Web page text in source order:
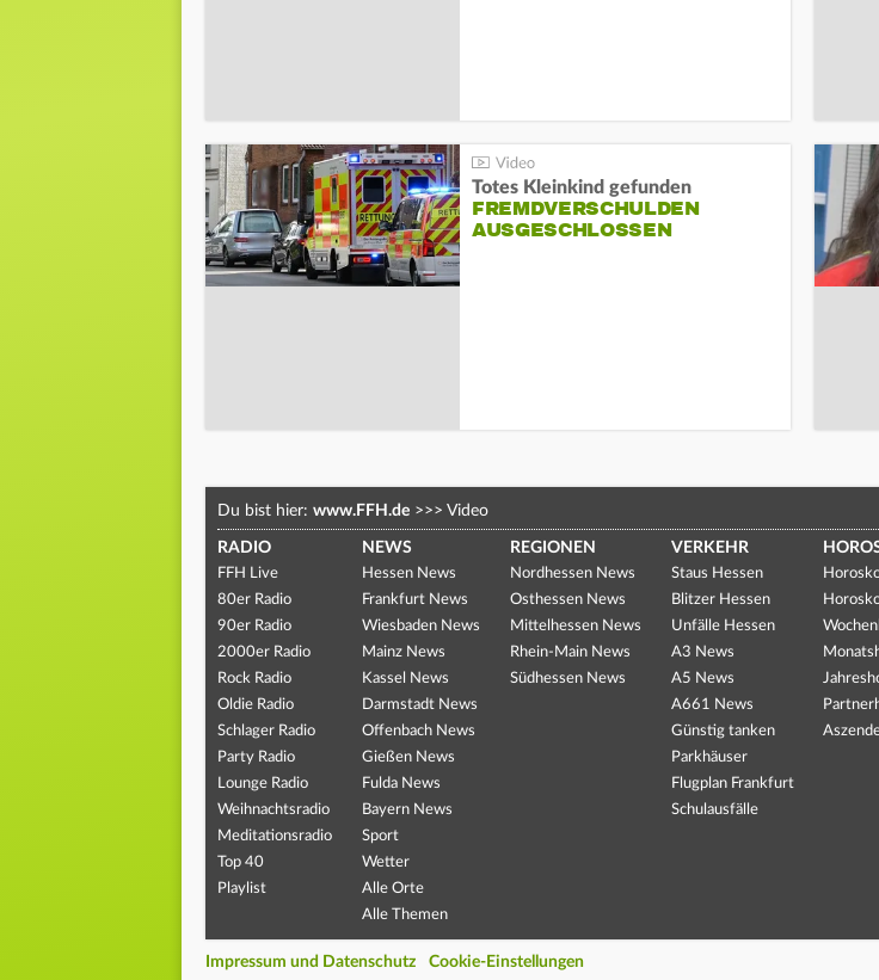
Totes Kleinkind gefunden
FREMDVERSCHULDEN
AUSGESCHLOSSEN
Du bist hier: www.FFH.de >>> Video
RADIO
FFH Live
80er Radio
90er Radio
2000er Radio
Rock Radio
Oldie Radio
Schlager Radio
Party Radio
Lounge Radio
Weihnachtsradio
Meditationsradio
Top 40
Playlist
NEWS
Hessen News
Frankfurt News
Wiesbaden News
Mainz News
Kassel News
Darmstadt News
Offenbach News
Gießen News
Fulda News
Bayern News
Sport
Wetter
Alle Orte
Alle Themen
REGIONEN
Nordhessen News
Osthessen News
Mittelhessen News
Rhein-Main News
Südhessen News
VERKEHR
Staus Hessen
Blitzer Hessen
Unfälle Hessen
A3 News
A5 News
A661 News
Günstig tanken
Parkhäuser
Flugplan Frankfurt
Schulausfälle
Impressum und Datenschutz Cookie-Einstellungen